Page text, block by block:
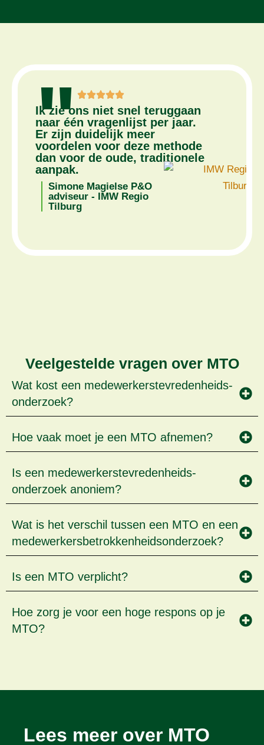
"
Ik zie ons niet snel teruggaan
naar één vragenlijst per jaar.
Er zijn duidelijk meer
voordelen voor deze methode
dan voor de oude, traditionele
aanpak.
Simone Magielse P&O
adviseur - IMW Regio
Tilburg
Veelgestelde vragen over MTO
Wat kost een medewerkers­tevredenheids­
onderzoek?
Hoe vaak moet je een MTO afnemen?
Is een medewerkers­tevredenheids­
onderzoek anoniem?
Wat is het verschil tussen een MTO en een
medewerkers­betrokkenheids­onderzoek?
Is een MTO verplicht?
Hoe zorg je voor een hoge respons op je
MTO?
Lees meer over MTO